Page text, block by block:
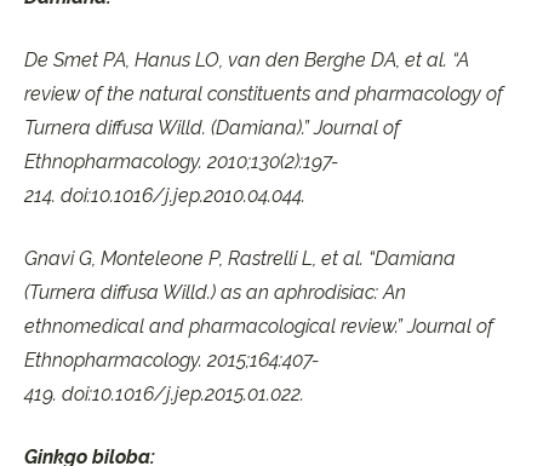
De Smet PA, Hanus LO, van den Berghe DA, et al. “A
review of the natural constituents and pharmacology of
Turnera diffusa Willd. (Damiana).” Journal of
Ethnopharmacology. 2010;130(2):197-
214. doi:10.1016/j.jep.2010.04.044.
Gnavi G, Monteleone P, Rastrelli L, et al. “Damiana
(Turnera diffusa Willd.) as an aphrodisiac: An
ethnomedical and pharmacological review.” Journal of
Ethnopharmacology. 2015;164:407-
419. doi:10.1016/j.jep.2015.01.022.
Ginkgo biloba: